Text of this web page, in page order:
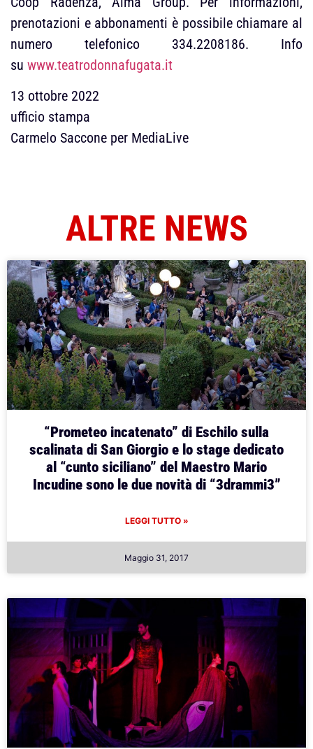
prenotazioni e abbonamenti è possibile chiamare al
numero telefonico 334.2208186. Info
su www.teatrodonnafugata.it
13 ottobre 2022
ufficio stampa
Carmelo Saccone per MediaLive
ALTRE NEWS
“Prometeo incatenato” di Eschilo sulla
scalinata di San Giorgio e lo stage dedicato
al “cunto siciliano” del Maestro Mario
Incudine sono le due novità di “3drammi3”
LEGGI TUTTO »
Maggio 31, 2017